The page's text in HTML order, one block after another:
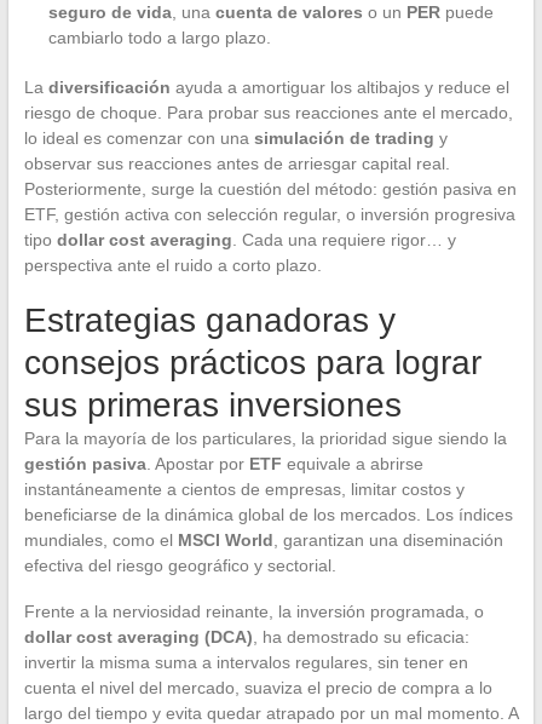
seguro de vida, una cuenta de valores o un PERpuede
cambiarlo todo a largo plazo.
La diversificación ayuda a amortiguar los altibajos y reduce el
riesgo de choque. Para probar sus reacciones ante el mercado,
lo ideal es comenzar con una simulación de trading y
observar sus reacciones antes de arriesgar capital real.
Posteriormente, surge la cuestión del método: gestión pasiva en
ETF, gestión activa con selección regular, o inversión progresiva
tipo dollar cost averaging . Cada una requiere rigor… y
perspectiva ante el ruido a corto plazo.
Estrategias ganadoras y
consejos prácticos para lograr
sus primeras inversiones
Para la mayoría de los particulares, la prioridad sigue siendo la
gestión pasiva. Apostar por ETF equivale a abrirse
instantáneamente a cientos de empresas, limitar costos y
beneficiarse de la dinámica global de los mercados. Los índices
mundiales, como el MSCI World , garantizan una diseminación
efectiva del riesgo geográfico y sectorial.
Frente a la nerviosidad reinante, la inversión programada, o
dollar cost averaging (DCA) , ha demostrado su eficacia:
invertir la misma suma a intervalos regulares, sin tener en
cuenta el nivel del mercado, suaviza el precio de compra a lo
largo del tiempo y evita quedar atrapado por un mal momento. A